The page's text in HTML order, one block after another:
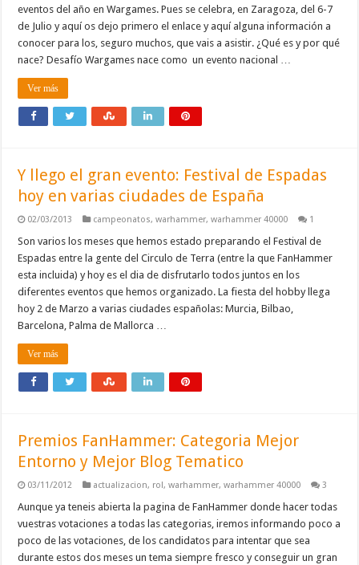
eventos del año en Wargames. Pues se celebra, en Zaragoza, del 6-7
de Julio y aquí os dejo primero el enlace y aquí alguna información a
conocer para los, seguro muchos, que vais a asistir. ¿Qué es y por qué
nace? Desafío Wargames nace como un evento nacional …
Ver más
Y llego el gran evento: Festival de Espadas
hoy en varias ciudades de España
02/03/2013 campeonatos,warhammer,warhammer 40000 1
Son varios los meses que hemos estado preparando el Festival de
Espadas entre la gente del Circulo de Terra (entre la que FanHammer
esta incluida) y hoy es el dia de disfrutarlo todos juntos en los
diferentes eventos que hemos organizado. La fiesta del hobby llega
hoy 2 de Marzo a varias ciudades españolas: Murcia, Bilbao,
Barcelona, Palma de Mallorca …
Ver más
Premios FanHammer: Categoria Mejor
Entorno y Mejor Blog Tematico
03/11/2012 actualizacion, rol,warhammer,warhammer 40000 3
Aunque ya teneis abierta la pagina de FanHammer donde hacer todas
vuestras votaciones a todas las categorias, iremos informando poco a
poco de las votaciones, de los candidatos para intentar que sea
durante estos dos meses un tema siempre fresco y conseguir un gran